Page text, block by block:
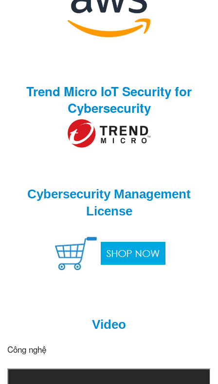
Trend Micro IoT Security for
Cybersecurity
Cybersecurity Management
License
Video
Công nghệ